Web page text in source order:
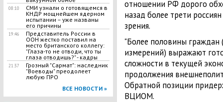
08:10
СМИ узнали о готовящемся в
КНДР мощнейшем ядерном
испытании – уже названы
его причины
19:46
Представитель России в
ООН жестко поставил на
место британского коллегу:
"Глаза-то не отводи, что ты
глаза отводишь?" - кадры
21:37
Грозный "Сармат": наследник
"Воеводы" преодолеет
любую ПРО
ВСЕ НОВОСТИ »
отношении РФ дорого
назад более трети
зрения.
"Более половины граждан
измерений) выражают
сложности в текущей
продолжения
Обратной позиции
ВЦИОМ.